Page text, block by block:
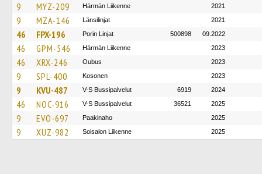
9 MYZ-209 Härmän Liikenne 2021
9 MZA-146 Länsilinjat 2021
46 FPX-196 Porin Linjat 500898 09.2022
46 GPM-546 Härmän Liikenne 2023
46 XRX-246 Oubus 2023
9 SPL-400 Kosonen 2023
9 KVU-487 V-S Bussipalvelut 6919 2024
46 NOC-916 V-S Bussipalvelut 36521 2025
9 EVO-697 Paakinaho 2025
9 XUZ-982 Soisalon Liikenne 2025